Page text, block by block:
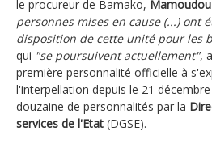
le procureur de Bamako,
personnes mises en cause (...) ont
disposition de cette unité pour les
qui "se poursuivent actuellement",
première personnalité officielle à
l'interpellation depuis le 21
douzaine de personnalités par la
services de l'Etat (DGSE).